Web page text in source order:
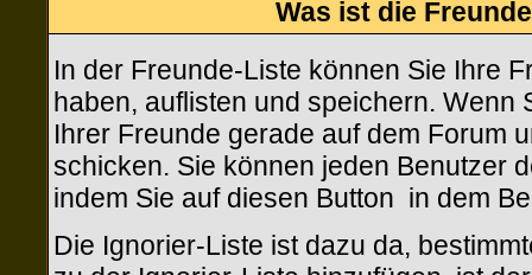
Was ist die
In der Freunde-Liste können Sie Ihre
haben, auflisten und speichern. Wenn
Ihrer Freunde gerade auf dem Forum
schicken. Sie können jeden Benutzer
indem Sie auf diesen Button in dem
Die Ignorier-Liste ist dazu da,